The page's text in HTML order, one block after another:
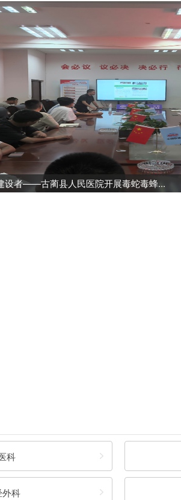
设者——古蔺县人民医院开展毒蛇毒蜂...
践担当——古蔺县人民医院开展退役...
科
科